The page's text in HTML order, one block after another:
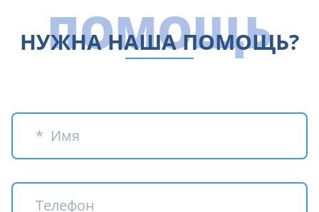
ПОМОЩЬ
НУЖНА НАША ПОМОЩЬ?